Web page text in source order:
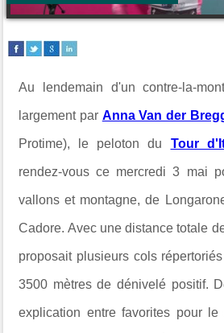
Au lendemain d'un contre-la-
largement par Anna Van der
Protime), le peloton du Tour
rendez-vous ce mercredi 3 mai
vallons et montagne, de
Cadore. Avec une distance totale
proposait plusieurs cols
3500 mètres de dénivelé positif.
explication entre favorites pour le